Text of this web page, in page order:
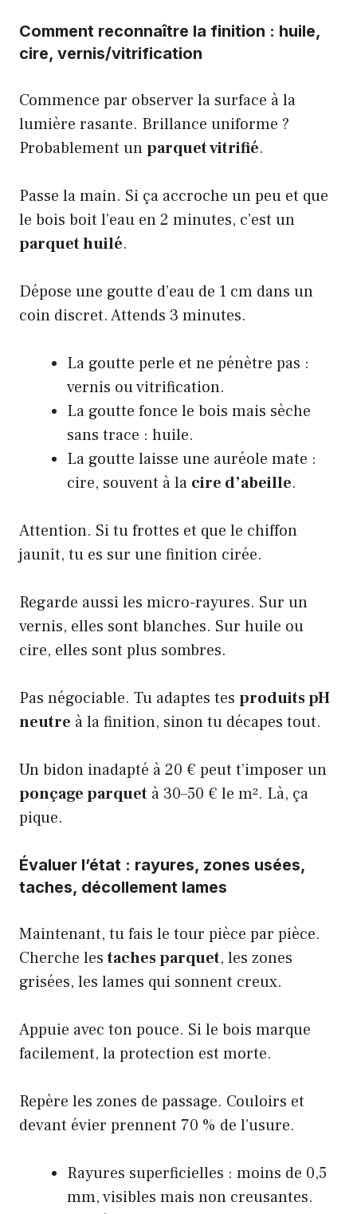
Comment reconnaître la finition : huile,
cire, vernis/vitrification
Commence par observer la surface à la
lumière rasante. Brillance uniforme ?
Probablement unparquet vitrifié.
Passe la main. Si ça accroche un peu et que
le bois boit l’eau en 2 minutes, c’est un
parquet huilé.
Dépose une goutte d’eau de 1 cm dans un
coin discret. Attends 3 minutes.
La goutte perle et ne pénètre pas :
vernis ou vitrification.
La goutte fonce le bois mais sèche
sans trace : huile.
La goutte laisse une auréole mate :
cire, souvent à la cire d’abeille.
Attention. Si tu frottes et que le chiffon
jaunit, tu es sur une finition cirée.
Regarde aussi les micro-rayures. Sur un
vernis, elles sont blanches. Sur huile ou
cire, elles sont plus sombres.
Pas négociable. Tu adaptes tes produits pH
neutre à la finition, sinon tu décapes tout.
Un bidon inadapté à 20 € peut t’imposer un
ponçage parquet à 30–50 € le m². Là, ça
pique.
Évaluer l’état : rayures, zones usées,
taches, décollement lames
Maintenant, tu fais le tour pièce par pièce.
Cherche lestaches parquet, les zones
grisées, les lames qui sonnent creux.
Appuie avec ton pouce. Si le bois marque
facilement, la protection est morte.
Repère les zones de passage. Couloirs et
devant évier prennent 70 % de l’usure.
Rayures superficielles : moins de 0,5
mm, visibles mais non creusantes.